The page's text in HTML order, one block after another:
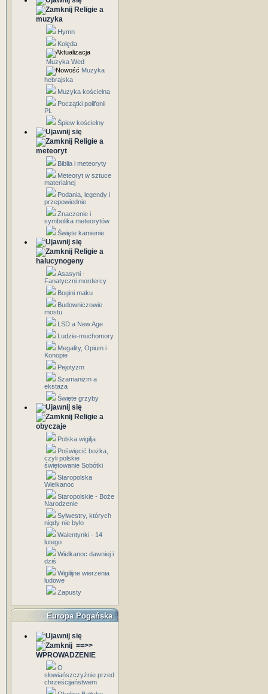
Religie a
muzyka
Hymn
Kolęda
Muzyka Wed
Muzyka
hebrajska
Muzyka kościelna
Początki polifonii
PL
Śpiew kościelny
Religie a
meteoryt
Biblia i meteoryty
Meteoryt w sztuce
materialnej
Podania, legendy i
przepowiednie
Znaczenie i
symbolika meteorytów
Święte kamienie
Religie a
halucynogeny
Asasyni -
Fanatyczni mordercy
Bogini maku
Budowniczowie
mostu
LSD a New Age
Ludzie-muchomory
Megality, Opium i
Konopie
Pejotyzm
Szamanizm a
ekstaza
Święte grzyby
Religie a
obyczaje
Polska wigilja
Poświęcić bożka,
czyli polskie
świętowanie Sobótki
Staropolska
Wielkanoc
Staropolskie - Boże
Narodzenie
Sylwestry, których
nigdy nie było
Walentynki - 14
lutego
Wielkanoc dawniej i
dziś
Wigilijne wierzenia
ludowe
Zapusty
Europa Pogańska
==>>
WPROWADZENIE
O
słowiańszczyźnie przed
chrześcijaństwem